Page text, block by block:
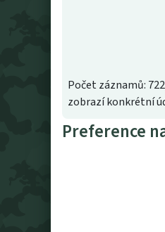
Počet záznamů:
zobrazí konkrétní
Preference